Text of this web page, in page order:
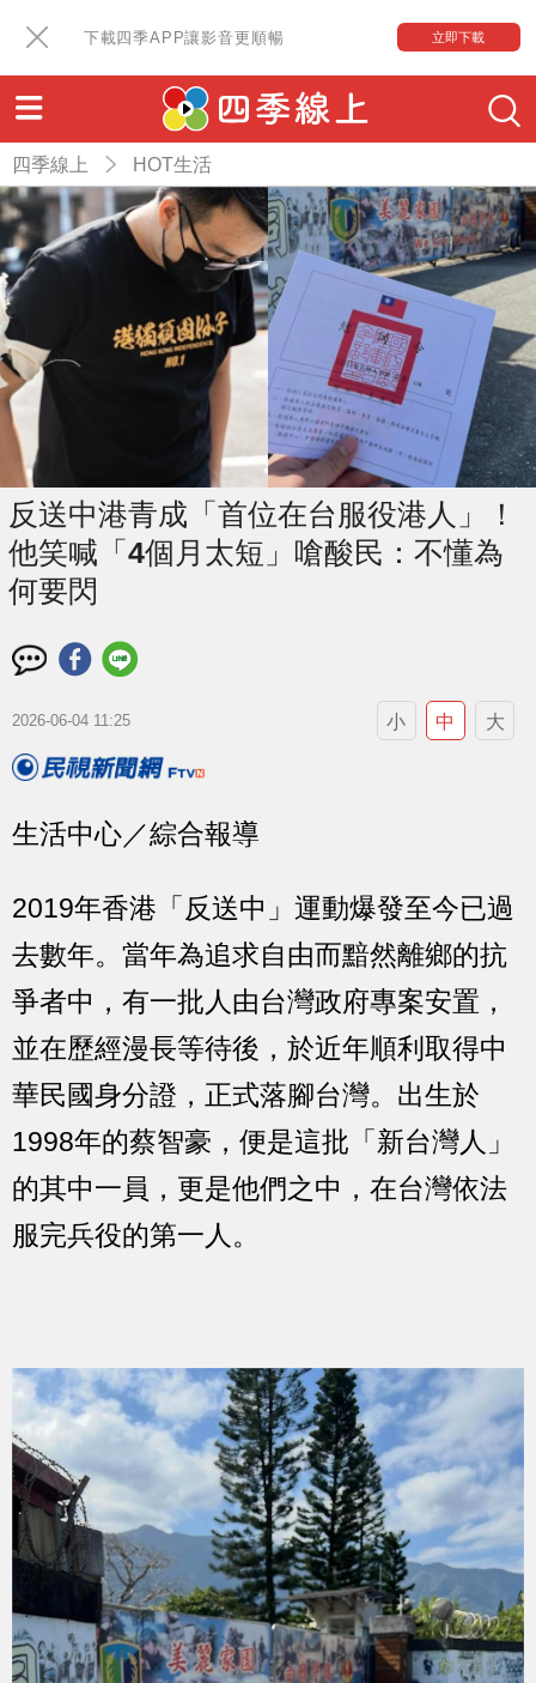
下載四季APP讓影音更順暢 立即下載
四季線上 HOT生活
反送中港青成「首位在台服役港人」！
他笑喊「4個月太短」嗆酸民：不懂為
何要閃
2026-06-04 11:25 小 中 大
生活中心／綜合報導
2019年香港「反送中」運動爆發至今已過
去數年。當年為追求自由而黯然離鄉的抗
爭者中，有一批人由台灣政府專案安置，
並在歷經漫長等待後，於近年順利取得中
華民國身分證，正式落腳台灣。出生於
1998年的蔡智豪，便是這批「新台灣人」
的其中一員，更是他們之中，在台灣依法
服完兵役的第一人。